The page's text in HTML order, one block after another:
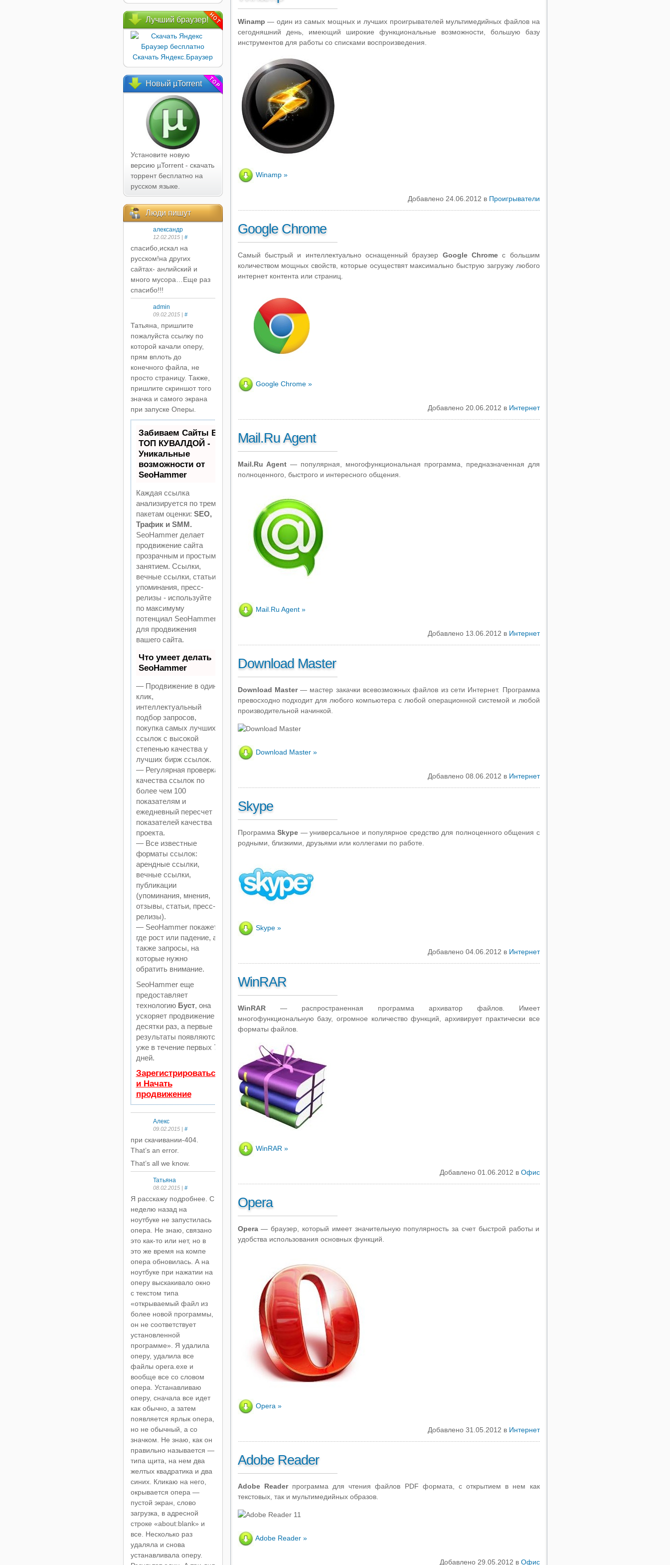
Winamp — один из самых мощных и лучших проигрывателей мультимедийных файлов на
сегодняшний день, имеющий широкие функциональные возможности, большую базу
инструментов для работы со списками воспроизведения.
Winamp
Добавлено 24.06.2012 в Проигрыватели
Google Chrome
Самый быстрый и интеллектуально оснащенный браузер Google Chromeс большим
количеством мощных свойств, которые осуществят максимально быструю загрузку любого
интернет контента или страниц.
Google Chrome
Добавлено 20.06.2012 в Интернет
Mail.Ru Agent
Mail.Ru Agent— популярная, многофункциональная программа, предназначенная для
полноценного, быстрого и интересного общения.
Mail.Ru Agent
Добавлено 13.06.2012 в Интернет
Download Master
Download Master— мастер закачки всевозможных файлов из сети Интернет. Программа
превосходно подходит для любого компьютера с любой операционной системой и любой
производительной начинкой.
Download Master
Добавлено 08.06.2012 в Интернет
Skype
Программа Skype — универсальное и популярное средство для полноценного общения с
родными, близкими, друзьями или коллегами по работе.
Skype
Добавлено 04.06.2012 в Интернет
WinRAR
WinRAR— распространенная программа архиватор файлов. Имеет
многофункциональную базу, огромное количество функций, архивирует практически все
форматы файлов.
WinRAR
Добавлено 01.06.2012 в Офис
Opera
Opera— браузер, который имеет значительную популярность за счет быстрой работы и
удобства использования основных функций.
Opera
Добавлено 31.05.2012 в Интернет
Adobe Reader
Adobe Readerпрограмма для чтения файлов PDF формата, с открытием в нем как
текстовых, так и мультимедийных образов.
Adobe Reader
Добавлено 29.05.2012 в Офис
Лучшийбраузер!
Скачать Яндекс.Браузер
НовыйµTorrent
Установите новую
версию µTorrent - скачать
торрент бесплатно на
русском языке.
Людипишут
александр
12.02.2015 | #
спасибо,искал на
русском!на других
сайтах- анлийский и
много мусора…Еще раз
спасибо!!!
admin
09.02.2015 | #
Татьяна, пришлите
пожалуйста ссылку по
которой качали оперу,
прям вплоть до
конечного файла, не
просто страницу. Также,
пришлите скриншот того
значка и самого экрана
при запуске Оперы.
Забиваем Сайты В
ТОП КУВАЛДОЙ -
Уникальные
возможности от
SeoHammer
Каждая ссылка
анализируется по трем
пакетам оценки: SEO,
Трафик и SMM.
SeoHammer делает
продвижение сайта
прозрачным и простым
занятием. Ссылки,
вечные ссылки, статьи,
упоминания, пресс-
релизы - используйте
по максимуму
потенциал SeoHammer
для продвижения
вашего сайта.
Что умеет делать
SeoHammer
— Продвижение в один
клик,
интеллектуальный
подбор запросов,
покупка самых лучших
ссылок с высокой
степенью качества у
лучших бирж ссылок.
— Регулярная проверка
качества ссылок по
более чем 100
показателям и
ежедневный пересчет
показателей качества
проекта.
— Все известные
форматы ссылок:
арендные ссылки,
вечные ссылки,
публикации
(упоминания, мнения,
отзывы, статьи, пресс-
релизы).
— SeoHammer покажет,
где рост или падение, а
также запросы, на
которые нужно
обратить внимание.
SeoHammer еще
предоставляет
технологию Буст, она
ускоряет продвижение в
десятки раз, а первые
результаты появляются
уже в течение первых 7
дней.
Зарегистрироваться
и Начать
продвижение
Алекс
09.02.2015 | #
при скачивании-404.
That’s an error.
That’s all we know.
Татьяна
08.02.2015 | #
Я расскажу подробнее. С
неделю назад на
ноутбуке не запустилась
опера. Не знаю, связано
это как-то или нет, но в
это же время на компе
опера обновилась. А на
ноутбуке при нажатии на
оперу выскакивало окно
с текстом типа
«открываемый файл из
более новой программы,
он не соответствует
установленной
программе». Я удалила
оперу, удалила все
файлы opera.exe и
вообще все со словом
опера. Устанавливаю
оперу, сначала все идет
как обычно, а затем
появляется ярлык опера,
но не обычный, а со
значком. Не знаю, как он
правильно называется —
типа щита, на нем два
желтых квадратика и два
синих. Кликаю на него,
окрывается опера —
пустой экран, слово
загрузка, в адресной
строке «about:blank» и
все. Несколько раз
удаляла и снова
устанавливала оперу.